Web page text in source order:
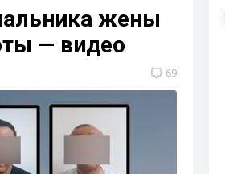
жены
— видео
69